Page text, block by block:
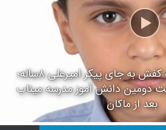
فیلم/ دفن یک لنگه کفش به جای پیکر امیرعلی ۸ساله؛
دومین دانش آموز مدرسه میناب
بعد از ماکان